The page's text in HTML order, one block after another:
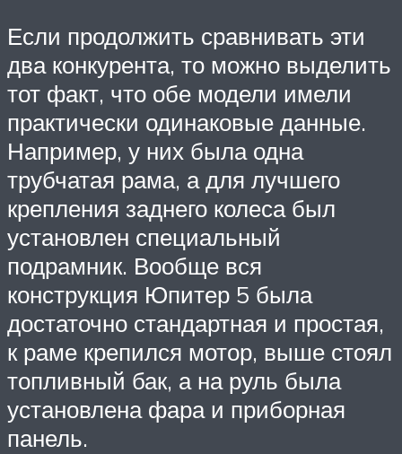
Если продолжить сравнивать эти
два конкурента, то можно выделить
тот факт, что обе модели имели
практически одинаковые данные.
Например, у них была одна
трубчатая рама, а для лучшего
крепления заднего колеса был
установлен специальный
подрамник. Вообще вся
конструкция Юпитер 5 была
достаточно стандартная и простая,
к раме крепился мотор, выше стоял
топливный бак, а на руль была
установлена фара и приборная
панель.